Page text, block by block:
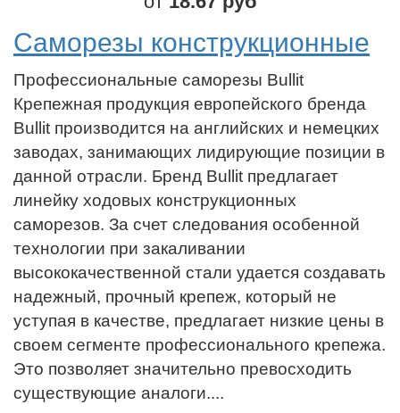
Саморезы конструкционные
Профессиональные саморезы Bullit
Крепежная продукция европейского бренда
Bullit производится на английских и немецких
заводах, занимающих лидирующие позиции в
данной отрасли. Бренд Bullit предлагает
линейку ходовых конструкционных
саморезов. За счет следования особенной
технологии при закаливании
высококачественной стали удается создавать
надежный, прочный крепеж, который не
уступая в качестве, предлагает низкие цены в
своем сегменте профессионального крепежа.
Это позволяет значительно превосходить
существующие аналоги....